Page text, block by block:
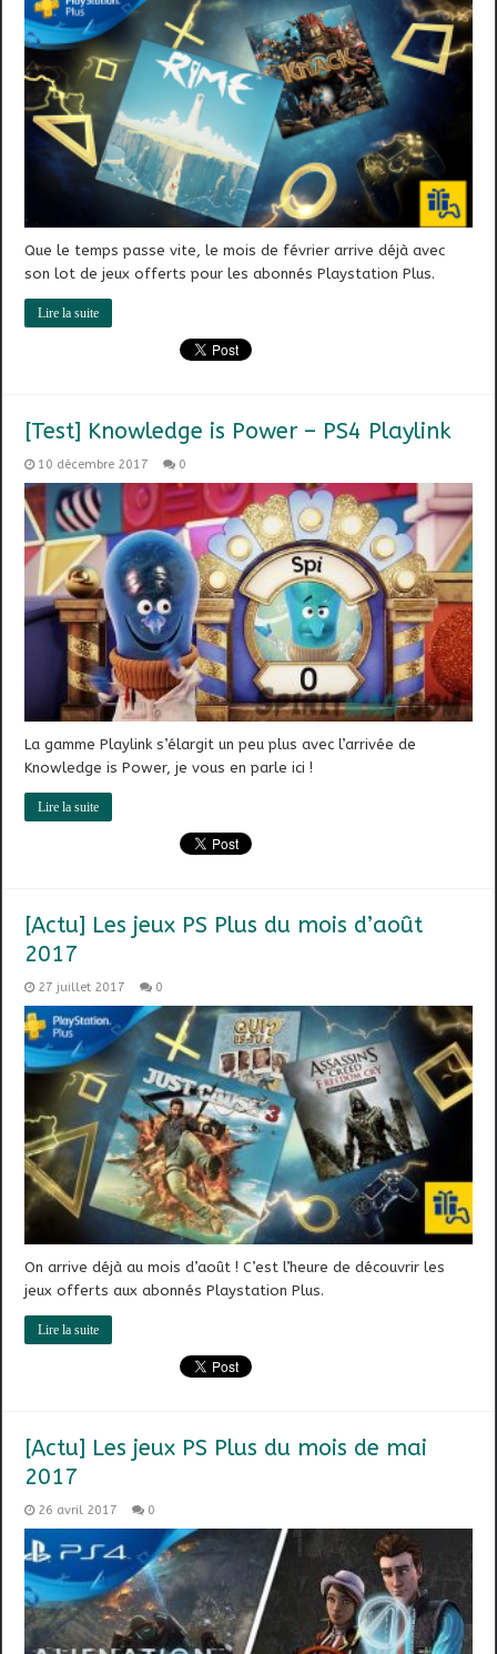
Que le temps passe vite, le mois de février arrive déjà avec
son lot de jeux offerts pour les abonnés Playstation Plus.
Lire la suite
[Test] Knowledge is Power – PS4 Playlink
10 décembre 2017 0
La gamme Playlink s’élargit un peu plus avec l’arrivée de
Knowledge is Power, je vous en parle ici !
Lire la suite
[Actu] Les jeux PS Plus du mois d’août
2017
27 juillet 2017 0
On arrive déjà au mois d’août ! C’est l’heure de découvrir les
jeux offerts aux abonnés Playstation Plus.
Lire la suite
[Actu] Les jeux PS Plus du mois de mai
2017
26 avril 2017 0